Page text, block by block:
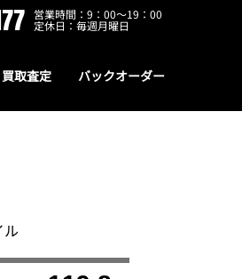
営業時間：9：00～19：00
定休日：毎週月曜日
買取査定 バックオーダー
ル